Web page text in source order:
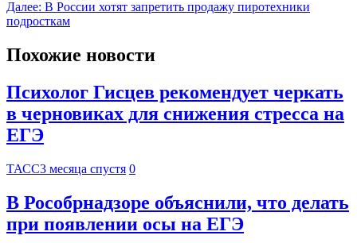
Далее: В России хотят запретить продажу пиротехники
подросткам
Похожие новости
Психолог Гисцев рекомендует черкать
в черновиках для снижения стресса на
ЕГЭ
ТАСС3 месяца спустя 0
В Рособрнадзоре объяснили, что делать
при появлении осы на ЕГЭ